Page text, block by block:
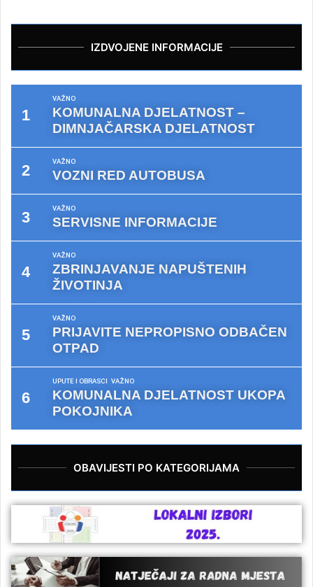
IZDVOJENE INFORMACIJE
VAŽNO
KOMUNALNA DJELATNOST –
DIMNJAČARSKA DJELATNOST
VAŽNO
VOZNI RED AUTOBUSA
VAŽNO
SERVISNE INFORMACIJE
VAŽNO
ZBRINJAVANJE NAPUŠTENIH
ŽIVOTINJA
VAŽNO
PRIJAVITE NEPROPISNO ODBAČEN
OTPAD
UPUTE I OBRASCI VAŽNO
KOMUNALNA DJELATNOST UKOPA
POKOJNIKA
OBAVIJESTI PO KATEGORIJAMA